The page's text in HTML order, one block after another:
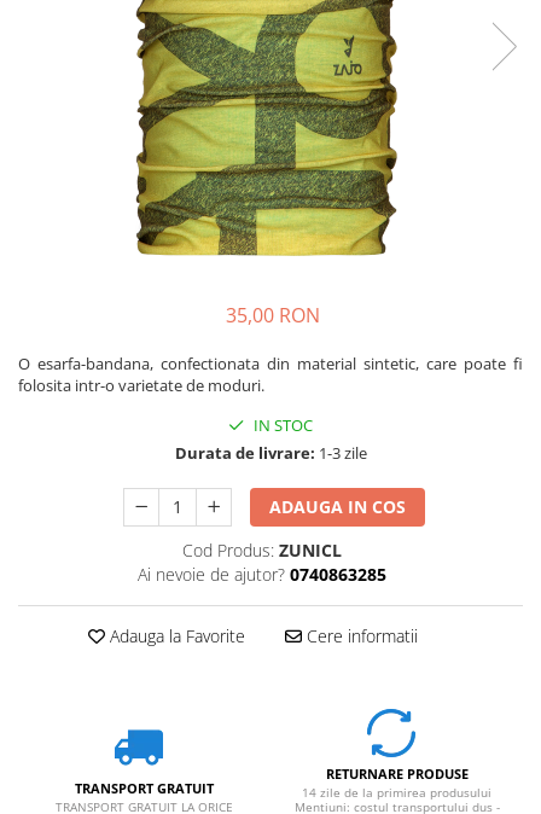
Lopeti de zapada / avalansa
Imbracaminte de corp
35,00 RON
O esarfa-bandana, confectionata din material sintetic, care poate fi
folosita intr-o varietate de moduri.
IN STOC
Durata de livrare: 1-3 zile
ADAUGA IN COS
Cod Produs: ZUNICL
Ai nevoie de ajutor? 0740863285
Adauga la Favorite Cere informatii
TRANSPORT GRATUIT
TRANSPORT GRATUIT LA ORICE
RETURNARE PRODUSE
14 zile de la primirea produsului
Mentiuni: costul transportului dus -